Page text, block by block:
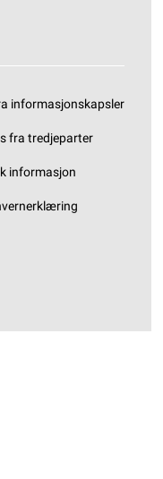
informasjonskapsler
fra tredjeparter
informasjon